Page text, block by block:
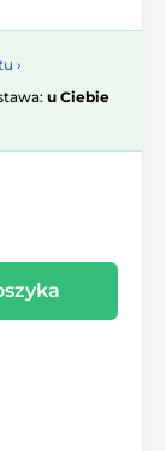
›
u Ciebie